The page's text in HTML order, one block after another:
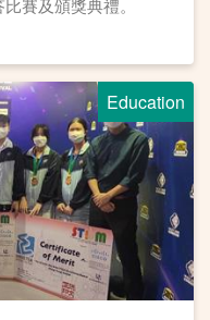
賽及頒獎典禮。
Education